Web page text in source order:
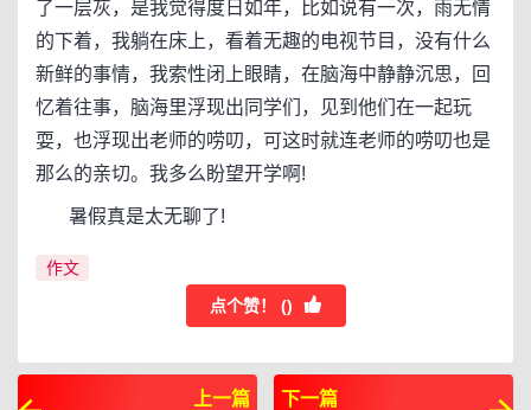
了一层灰，是我觉得度日如年，比如说有一次，雨无情
的下着，我躺在床上，看着无趣的电视节目，没有什么
新鲜的事情，我索性闭上眼睛，在脑海中静静沉思，回
忆着往事，脑海里浮现出同学们，见到他们在一起玩
耍，也浮现出老师的唠叨，可这时就连老师的唠叨也是
那么的亲切。我多么盼望开学啊!
暑假真是太无聊了!
作文
点个赞！ ()
上一篇 下一篇